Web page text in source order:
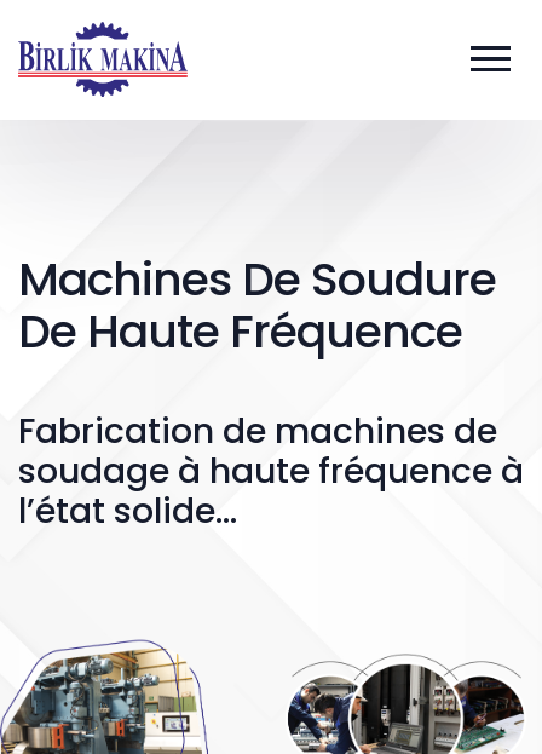
Machines De Soudure
De Haute Fréquence
Fabrication de machines de
soudage à haute fréquence à
l’état solide...